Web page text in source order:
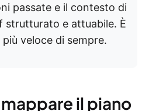
passate e il contesto di
strutturato e attuabile. È
veloce di sempre.
il piano